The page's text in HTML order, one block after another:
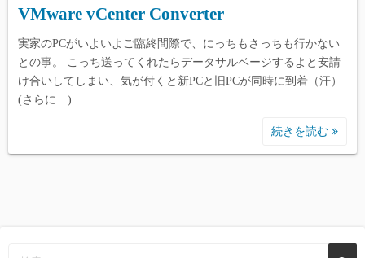
VMware vCenter Converter
実家のPCがいよいよご臨終間際で、にっちもさっちも行かない
との事。 こっち送ってくれたらデータサルベージするよと安請
け合いしてしまい、気が付くと新PCと旧PCが同時に到着（汗）
(さらに…)…
続きを読む